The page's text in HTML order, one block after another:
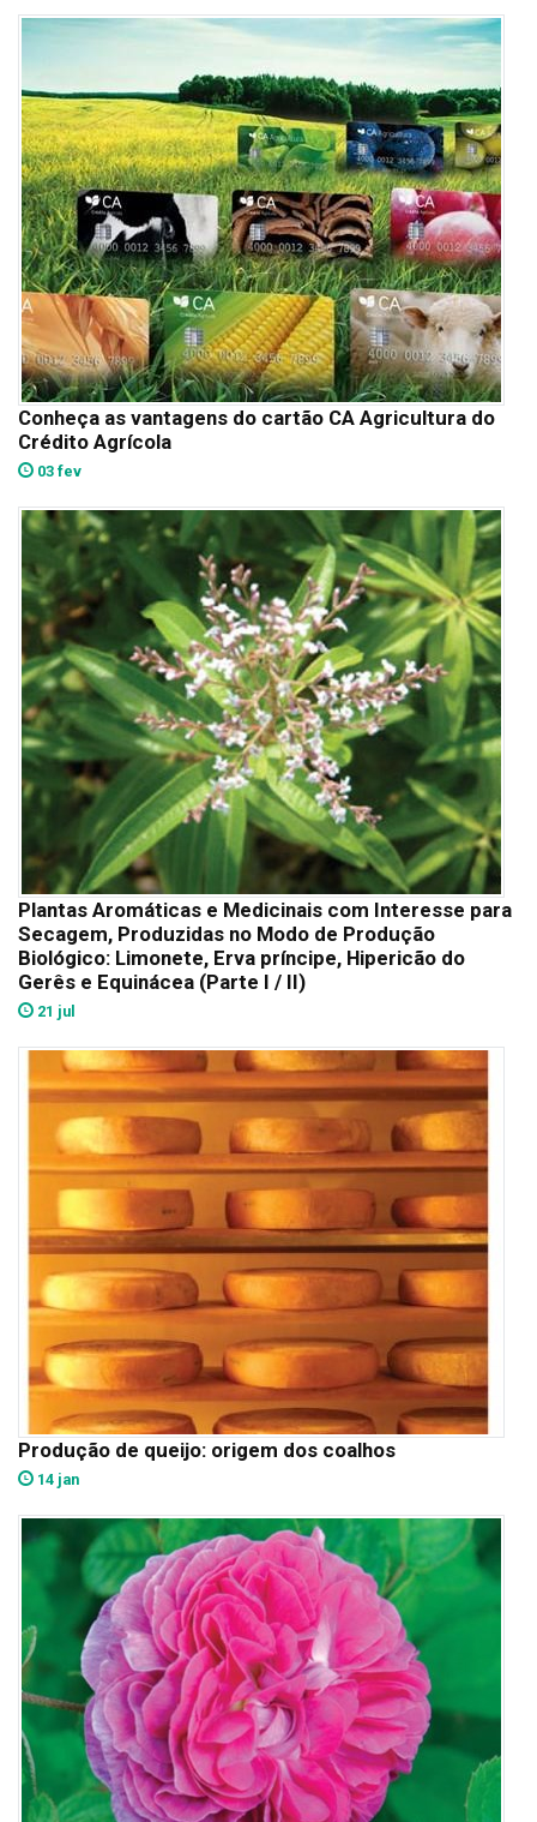
Conheça as vantagens do cartão CA Agricultura do
Crédito Agrícola
03 fev
Plantas Aromáticas e Medicinais com Interesse para
Secagem, Produzidas no Modo de Produção
Biológico: Limonete, Erva príncipe, Hipericão do
Gerês e Equinácea (Parte I / II)
21 jul
Produção de queijo: origem dos coalhos
14 jan